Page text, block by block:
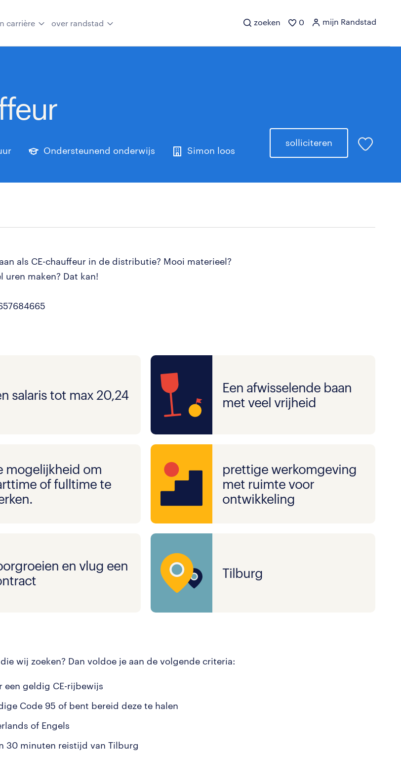
carrière over randstad zoeken 0 mijn Randstad
Ondersteunend onderwijs Simon loos
solliciteren
als CE-chauffeur in de distributie? Mooi materieel?
uren maken? Dat kan!
salaris tot max 20,24
Een afwisselende baan
met veel vrijheid
mogelijkheid om
of fulltime te
prettige werkomgeving
met ruimte voor
ontwikkeling
en vlug een
Tilburg
wij zoeken? Dan voldoe je aan de volgende criteria:
een geldig CE-rijbewijs
Code 95 of bent bereid deze te halen
of Engels
30 minuten reistijd van Tilburg